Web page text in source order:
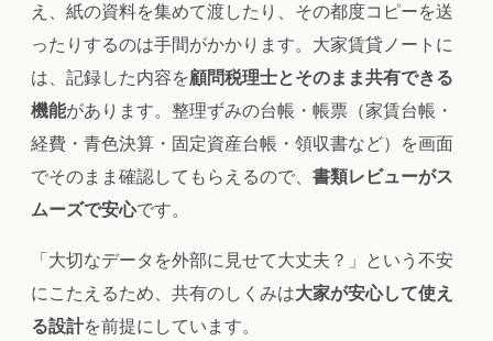
え、紙の資料を集めて渡したり、その都度コピーを送
ったりするのは手間がかかります。大家賃貸ノートに
は、記録した内容を顧問税理士とそのまま共有できる
機能があります。整理ずみの台帳・帳票（家賃台帳・
経費・青色決算・固定資産台帳・領収書など）を画面
でそのまま確認してもらえるので、 書類レビューがス
ムーズで安心です。
「大切なデータを外部に見せて大丈夫？」という不安
にこたえるため、共有のしくみは大家が安心して使え
る設計を前提にしています。